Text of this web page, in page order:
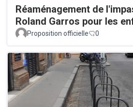
Réaménagement de
Roland Garros pour les
Proposition officielle 0